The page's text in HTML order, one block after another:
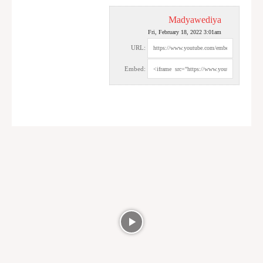
Madyawediya
Fri, February 18, 2022 3:01am
URL:
Embed: